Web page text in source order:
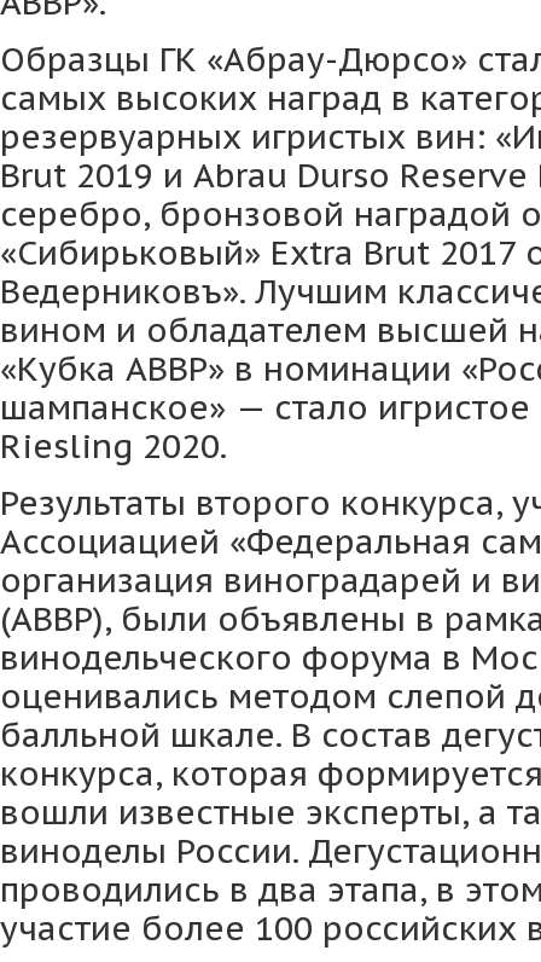
Образцы ГК «Абрау-Дюрсо»
самых высоких наград в
резервуарных игристых вин:
Brut 2019 и Abrau Durso
серебро, бронзовой наградой
«Сибирьковый» Extra Brut 2017
Ведерниковъ». Лучшим
вином и обладателем высшей
«Кубка АВВР» в номинации
шампанское» — стало игристое
Riesling 2020.
Результаты второго конкурса,
Ассоциацией «Федеральная
организация виноградарей и
(АВВР), были объявлены в
винодельческого форума в
оценивались методом слепой
балльной шкале. В состав
конкурса, которая
вошли известные эксперты, а
виноделы России.
проводились в два этапа, в
участие более 100